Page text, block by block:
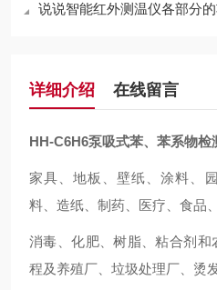
说说智能红外测温仪各部分
详细介绍 在线留言
HH-C6H6泵吸式苯、苯系物检
家具、地板、壁纸、涂料、
料、造纸、制药、医疗、食品
消毒、化肥、树脂、粘合剂
程及养殖厂、垃圾处理厂、烫